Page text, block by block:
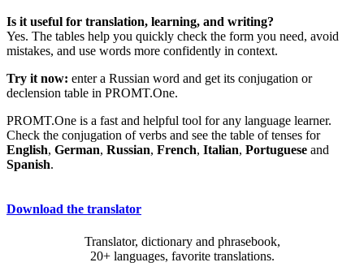
Is it useful for translation, learning, and writing?
Yes. The tables help you quickly check the form you need, avoid
mistakes, and use words more confidently in context.
Try it now: enter a Russian word and get its conjugation or
declension table in PROMT.One.
PROMT.One is a fast and helpful tool for any language learner.
Check the conjugation of verbs and see the table of tenses for
English, German, Russian, French, Italian, Portuguese and
Spanish.
Download the translator
Translator, dictionary and phrasebook,
20+ languages, favorite translations.